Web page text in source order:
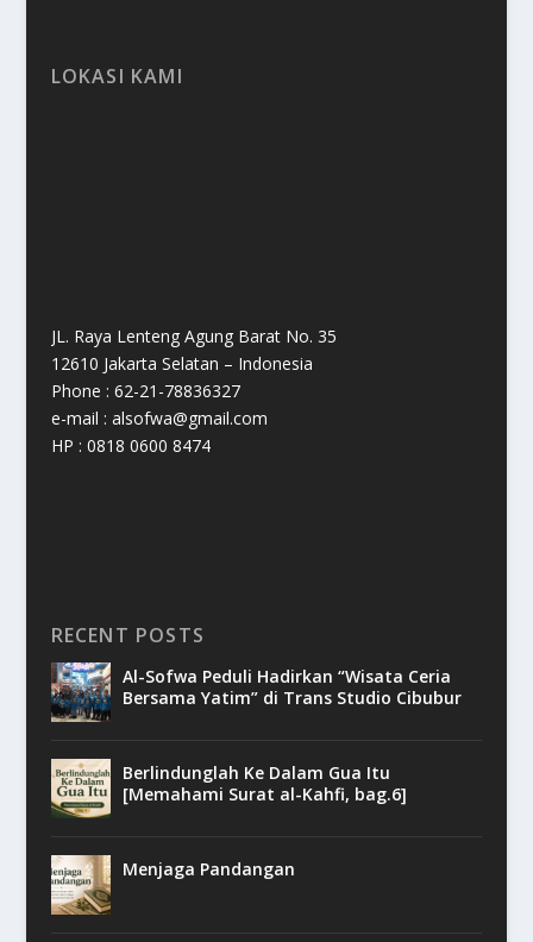
LOKASI KAMI
JL. Raya Lenteng Agung Barat No. 35
12610 Jakarta Selatan – Indonesia
Phone : 62-21-78836327
e-mail : alsofwa@gmail.com
HP : 0818 0600 8474
RECENT POSTS
Al-Sofwa Peduli Hadirkan “Wisata Ceria
Bersama Yatim” di Trans Studio Cibubur
Berlindunglah Ke Dalam Gua Itu
[Memahami Surat al-Kahfi, bag.6]
Menjaga Pandangan